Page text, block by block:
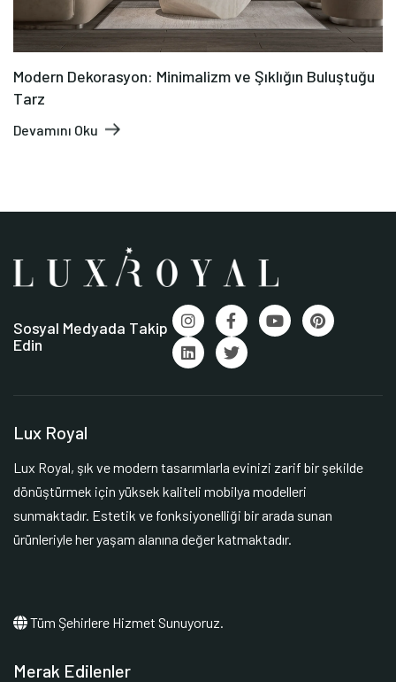
Modern Dekorasyon: Minimalizm ve Şıklığın Buluştuğu
Tarz
Devamını Oku
Sosyal Medyada Takip
Edin
Lux Royal
Lux Royal, şık ve modern tasarımlarla evinizi zarif bir şekilde
dönüştürmek için yüksek kaliteli mobilya modelleri
sunmaktadır. Estetik ve fonksiyonelliği bir arada sunan
ürünleriyle her yaşam alanına değer katmaktadır.
Tüm Şehirlere Hizmet Sunuyoruz.
Merak Edilenler